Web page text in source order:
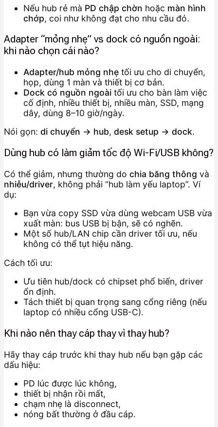
Nếu hub rẻ mà PD chập chờn hoặc màn hình
chớp, coi như không đạt cho nhu cầu đó.
Adapter “mỏng nhẹ” vs dock có nguồn ngoài:
khi nào chọn cái nào?
Adapter/hub mỏng nhẹ tối ưu cho di chuyển,
họp, dùng 1 màn và thiết bị cơ bản.
Dock có nguồn ngoài tối ưu cho bàn làm việc
cố định, nhiều thiết bị, nhiều màn, SSD, mạng
dây, dùng 8–10 giờ/ngày.
Nói gọn: di chuyển → hub, desk setup → dock.
Dùng hub có làm giảm tốc độ Wi-Fi/USB không?
Có thể giảm, nhưng thường do chia băng thông và
nhiễu/driver, không phải “hub làm yếu laptop”. Ví
dụ:
Bạn vừa copy SSD vừa dùng webcam USB vừa
xuất màn: bus USB bị bận, sẽ có nghẽn.
Một số hub/LAN chip cần driver tối ưu, nếu
không có thể tụt hiệu năng.
Cách tối ưu:
Ưu tiên hub/dock có chipset phổ biến, driver
ổn định.
Tách thiết bị quan trọng sang cổng riêng (nếu
laptop có nhiều cổng USB-C).
Khi nào nên thay cáp thay vì thay hub?
Hãy thay cáp trước khi thay hub nếu bạn gặp các
dấu hiệu:
PD lúc được lúc không,
thiết bị nhận rồi mất,
chạm nhẹ là disconnect,
nóng bất thường ở đầu cáp.